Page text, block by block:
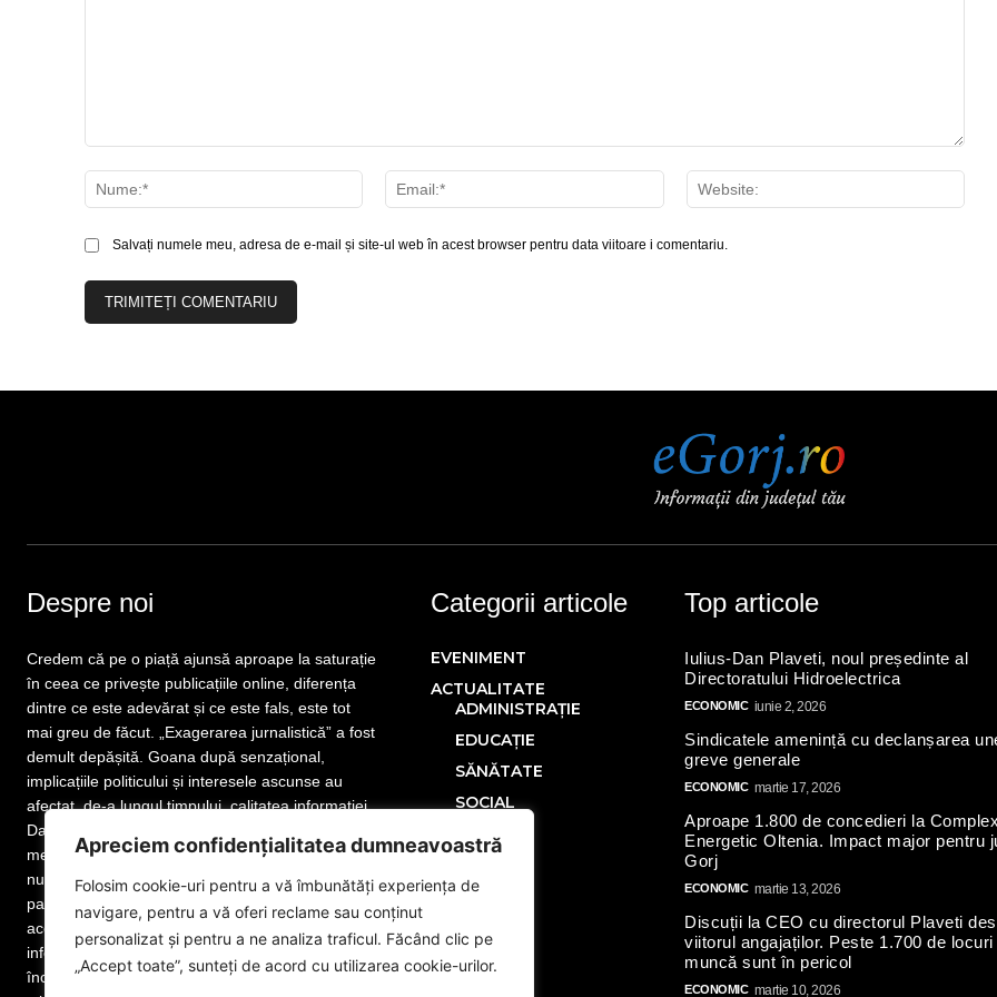
Apreciem confidențialitatea dumneavoastră
Folosim cookie-uri pentru a vă îmbunătăți experiența de
navigare, pentru a vă oferi reclame sau conținut
personalizat și pentru a ne analiza traficul. Făcând clic pe
„Accept toate”, sunteți de acord cu utilizarea cookie-urilor.
Nume:*
Email:*
Salvați numele meu, adresa de e-mail și site-ul web în acest browser pentru data viitoare i comentariu.
Despre noi
Credem că pe o piață ajunsă aproape la saturație
în ceea ce privește publicațiile online, diferența
dintre ce este adevărat și ce este fals, este tot
mai greu de făcut. „Exagerarea jurnalistică” a fost
demult depășită. Goana după senzațional,
implicațiile politicului și interesele ascunse au
afectat, de-a lungul timpului, calitatea informației.
Dar nu este totul pierdut! Mai sunt publicații care
merită atenția cititorului. Mai sunt jurnaliști care
nu și-au uitat menirea. Mai sunt redactori
pasionați de meseria lor, iar noi facem parte din
această categorie. www.eGorj.ro vă aduce
informații din județul dumneavoastră! Suntem la
început de drum, dar suntem pregătiți să dăm
Categorii articole
EVENIMENT
ACTUALITATE
ADMINISTRAȚIE
EDUCAȚIE
SĂNĂTATE
SOCIAL
POLITICĂ
SPORT
NAȚIONAL
Top articole
Iulius-Dan Plaveti, noul președinte al
Directoratului Hidroelectrica
ECONOMIC iunie 2, 2026
Sindicatele amenință cu declanșarea
greve generale
ECONOMIC martie 17, 2026
Aproape 1.800 de concedieri la
Energetic Oltenia. Impact major pentru
Gorj
ECONOMIC martie 13, 2026
Discuții la CEO cu directorul Plaveti
viitorul angajaților. Peste 1.700 de locuri
muncă sunt în pericol
ECONOMIC martie 10, 2026